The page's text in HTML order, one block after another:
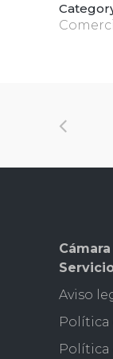
Aviso
Pol ítica
Política